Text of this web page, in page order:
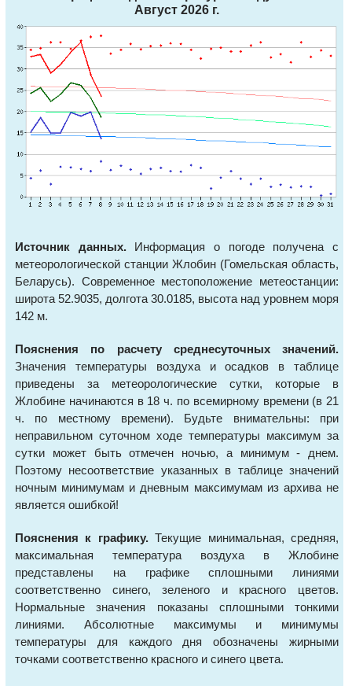
Август 2026 г.
Источник данных.Информация о погоде получена с
метеорологической станции Жлобин (Гомельская область,
Беларусь). Современное местоположение метеостанции:
широта 52.9035, долгота 30.0185, высота над уровнем моря
142 м.
Пояснения по расчету среднесуточных значений.
Значения температуры воздуха и осадков в таблице
приведены за метеорологические сутки, которые в
Жлобине начинаются в 18 ч. по всемирному времени (в 21
ч. по местному времени). Будьте внимательны: при
неправильном суточном ходе температуры максимум за
сутки может быть отмечен ночью, а минимум - днем.
Поэтому несоответствие указанных в таблице значений
ночным минимумам и дневным максимумам из архива не
является ошибкой!
Пояснения к графику.Текущие минимальная, средняя,
максимальная температура воздуха в Жлобине
представлены на графике сплошными линиями
соответственно синего, зеленого и красного цветов.
Нормальные значения показаны сплошными тонкими
линиями. Абсолютные максимумы и минимумы
температуры для каждого дня обозначены жирными
точками соответственно красного и синего цвета.